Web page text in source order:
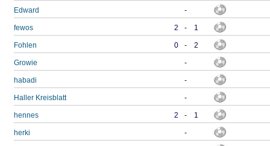
Edward -
fewos 2 - 1
Fohlen 0 - 2
Growie -
habadi -
Haller Kreisblatt -
hennes 2 - 1
herki -